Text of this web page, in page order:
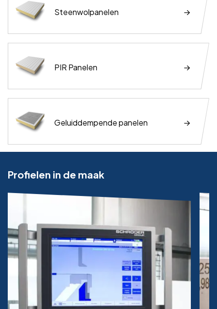
Steenwolpanelen
PIR Panelen
Geluiddempende panelen
Profielen in de maak